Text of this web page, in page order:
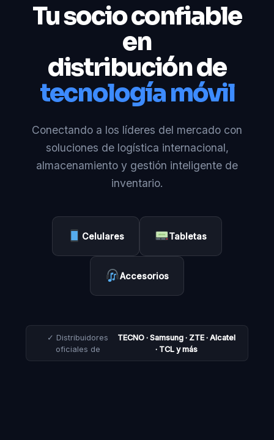
Tu socio confiable
en
distribución de
tecnología móvil
Conectando a los líderes del mercado con
soluciones de logística internacional,
almacenamiento y gestión inteligente de
inventario.
Celulares Tabletas
Accesorios
✓ Distribuidores
oficiales de
TECNO · Samsung · ZTE · Alcatel
· TCL y más